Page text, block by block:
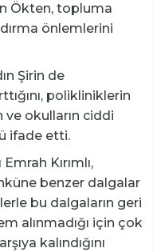
Ökten, topluma
önlemlerini
Şirin de
polikliniklerin
okulların ciddi
ifade etti.
Kırımlı,
benzer dalgalar
bu dalgaların geri
alınmadığı için çok
kalındığını